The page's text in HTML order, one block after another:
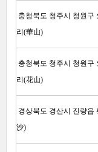
충청북도 청주시 청원구
리(華山)
충청북도 청주시 청원구
리(花山)
경상북도 경산시 진량읍
沙)